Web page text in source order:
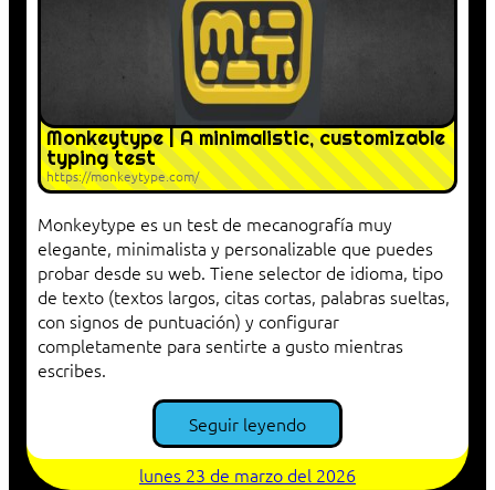
Monkeytype | A minimalistic, customizable
typing test
https://monkeytype.com/
Monkeytype es un test de mecanografía muy
elegante, minimalista y personalizable que puedes
probar desde su web. Tiene selector de idioma, tipo
de texto (textos largos, citas cortas, palabras sueltas,
con signos de puntuación) y configurar
completamente para sentirte a gusto mientras
escribes.
Seguir leyendo
lunes 23 de marzo del 2026